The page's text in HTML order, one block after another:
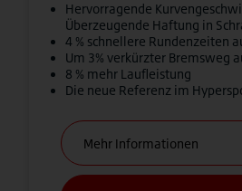
Hervorragende
Überzeugende Haftung in
4 % schnellere Rundenzeiten
Um 3% verkürzter Bremsweg
8 % mehr Laufleistung
Die neue Referenz im